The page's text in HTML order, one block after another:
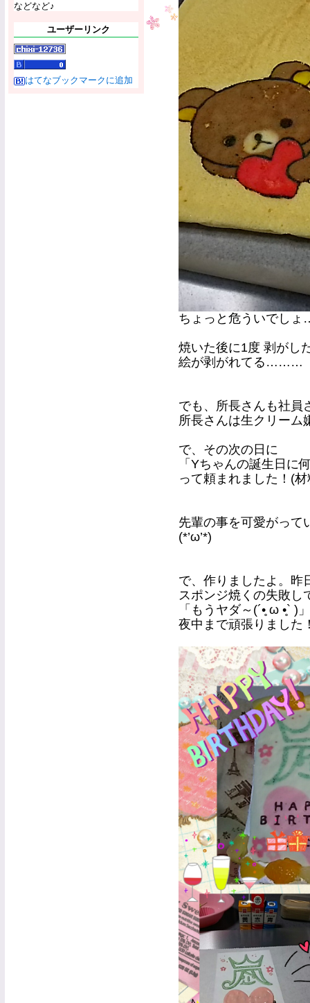
などなど♪
ユーザーリンク
はてなブックマークに追加
ちょっと危ういでし
焼いた後に1度 剥がし
絵が剥がれてる………
でも、所長さんも社員
所長さんは生クリーム
で、その次の日に
「Yちゃんの誕生日に
って頼まれました！(
先輩の事を可愛がって
(*’ω’*)
で、作りましたよ。昨
スポンジ焼くの失敗
「もうヤダ～(´•̥ ω •̥` )
夜中まで頑張りました